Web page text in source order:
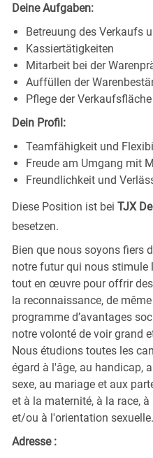
Deine Aufgaben:
Betreuung des Verkaufs
Kassiertätigkeiten
Mitarbeit bei der
Auffüllen der
Pflege der Verkaufsfläche
Dein Profil:
Teamfähigkeit und
Freude am Umgang mit
Freundlichkeit und
Diese Position ist bei TJX
besetzen.
Bien que nous soyons fiers
notre futur qui nous stimule
tout en œuvre pour offrir
la reconnaissance, de
programme d’avantages
notre volonté de voir grand
Nous étudions toutes les
égard à l'âge, au handicap,
sexe, au mariage et aux
et à la maternité, à la race,
et/ou à l'orientation sexuelle.
Adresse :